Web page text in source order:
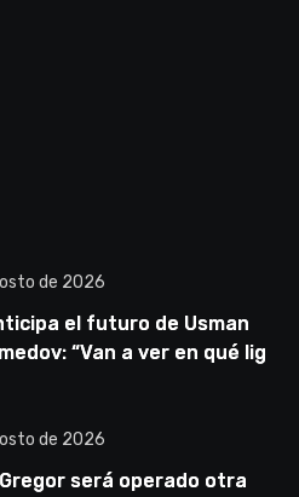
de 2026
el futuro de Usman
“Van a ver en qué liga
de 2026
será operado otra